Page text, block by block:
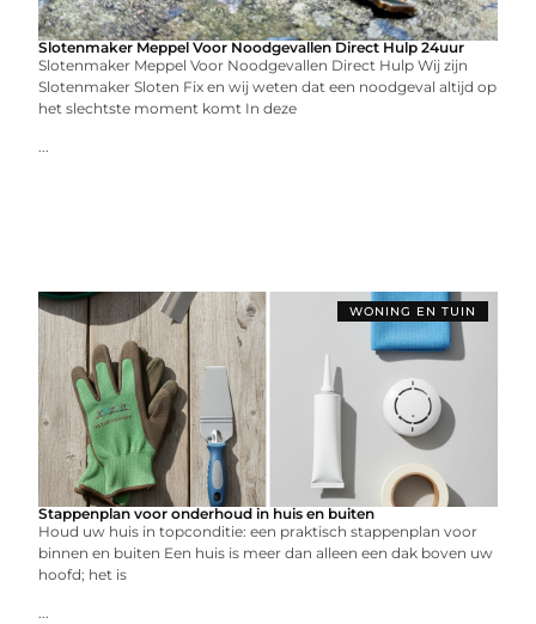
Slotenmaker Meppel Voor Noodgevallen Direct Hulp 24uur
Slotenmaker Meppel Voor Noodgevallen Direct Hulp Wij zijn
Slotenmaker Sloten Fix en wij weten dat een noodgeval altijd op
het slechtste moment komt In deze
...
WONING EN TUIN
Stappenplan voor onderhoud in huis en buiten
Houd uw huis in topconditie: een praktisch stappenplan voor
binnen en buiten Een huis is meer dan alleen een dak boven uw
hoofd; het is
...